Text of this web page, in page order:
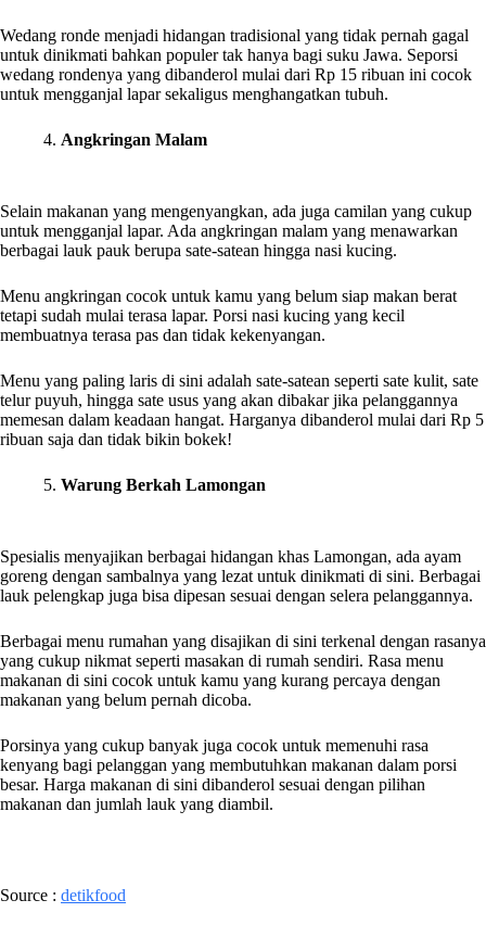
Wedang ronde menjadi hidangan tradisional yang tidak pernah gagal
untuk dinikmati bahkan populer tak hanya bagi suku Jawa. Seporsi
wedang rondenya yang dibanderol mulai dari Rp 15 ribuan ini cocok
untuk mengganjal lapar sekaligus menghangatkan tubuh.
4. Angkringan Malam
Selain makanan yang mengenyangkan, ada juga camilan yang cukup
untuk mengganjal lapar. Ada angkringan malam yang menawarkan
berbagai lauk pauk berupa sate-satean hingga nasi kucing.
Menu angkringan cocok untuk kamu yang belum siap makan berat
tetapi sudah mulai terasa lapar. Porsi nasi kucing yang kecil
membuatnya terasa pas dan tidak kekenyangan.
Menu yang paling laris di sini adalah sate-satean seperti sate kulit, sate
telur puyuh, hingga sate usus yang akan dibakar jika pelanggannya
memesan dalam keadaan hangat. Harganya dibanderol mulai dari Rp 5
ribuan saja dan tidak bikin bokek!
5. Warung Berkah Lamongan
Spesialis menyajikan berbagai hidangan khas Lamongan, ada ayam
goreng dengan sambalnya yang lezat untuk dinikmati di sini. Berbagai
lauk pelengkap juga bisa dipesan sesuai dengan selera pelanggannya.
Berbagai menu rumahan yang disajikan di sini terkenal dengan rasanya
yang cukup nikmat seperti masakan di rumah sendiri. Rasa menu
makanan di sini cocok untuk kamu yang kurang percaya dengan
makanan yang belum pernah dicoba.
Porsinya yang cukup banyak juga cocok untuk memenuhi rasa
kenyang bagi pelanggan yang membutuhkan makanan dalam porsi
besar. Harga makanan di sini dibanderol sesuai dengan pilihan
makanan dan jumlah lauk yang diambil.
Source : detikfood